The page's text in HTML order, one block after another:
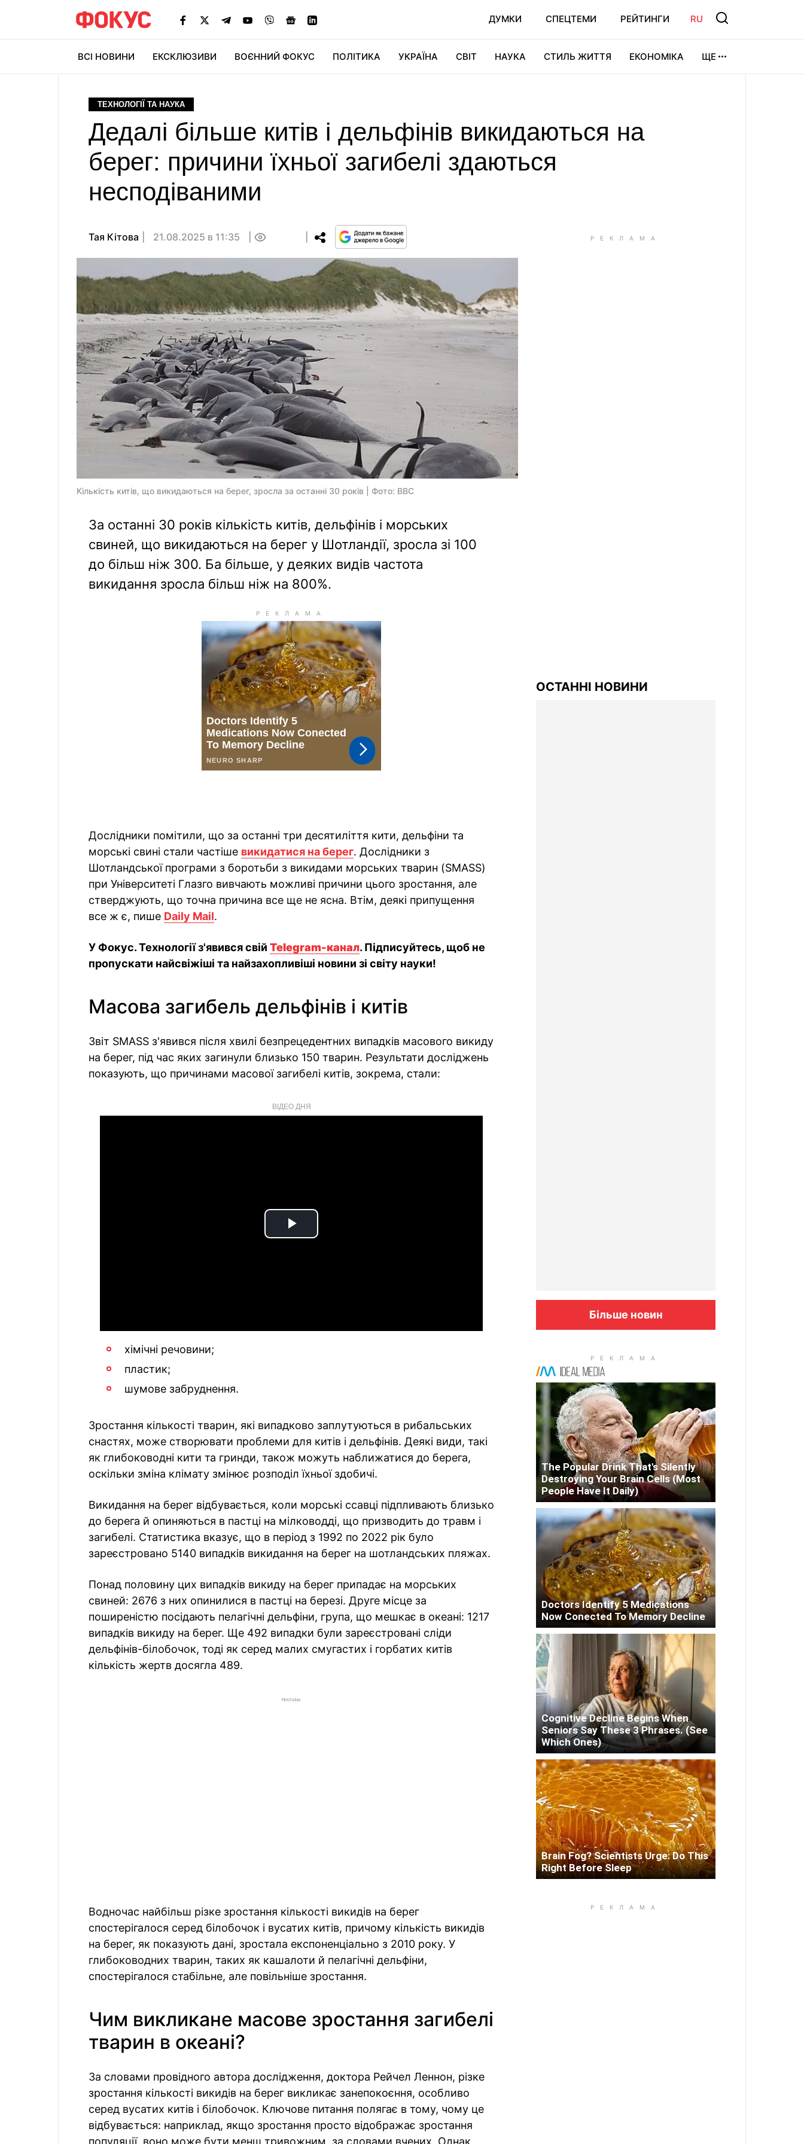
ДУМКИ СПЕЦТЕМИ РЕЙТИНГИ RU
ВСІ НОВИНИ ЕКСКЛЮЗИВИ ВОЄННИЙ ФОКУС ПОЛІТИКА УКРАЇНА СВІТ НАУКА СТИЛЬ ЖИТТЯ ЕКОНОМІКА ЩЕ
ТЕХНОЛОГІЇ ТА НАУКА
Дедалі більше китів і дельфінів викидаються на
берег: причини їхньої загибелі здаються
несподіваними
Тая Кітова 21.08.2025 в 11:35
Кількість китів, що викидаються на берег, зросла за останні 30 років | Фото: BBC
За останні 30 років кількість китів, дельфінів і морських
свиней, що викидаються на берег у Шотландії, зросла зі 100
до більш ніж 300. Ба більше, у деяких видів частота
викидання зросла більш ніж на 800%.
Дослідники помітили, що за останні три десятиліття кити, дельфіни та
морські свині стали частіше викидатися на берег. Дослідники з
Шотландської програми з боротьби з викидами морських тварин (SMASS)
при Університеті Глазго вивчають можливі причини цього зростання, але
стверджують, що точна причина все ще не ясна. Втім, деякі припущення
все ж є, пише Daily Mail.
У Фокус. Технології з'явився свій Telegram-канал. Підписуйтесь, щоб не
пропускати найсвіжіші та найзахопливіші новини зі світу науки!
Масова загибель дельфінів і китів
Звіт SMASS з'явився після хвилі безпрецедентних випадків масового викиду
на берег, під час яких загинули близько 150 тварин. Результати досліджень
показують, що причинами масової загибелі китів, зокрема, стали:
ВІДЕО ДНЯ
Play
хімічні речовини;
пластик;
шумове забруднення.
Зростання кількості тварин, які випадково заплутуються в рибальських
снастях, може створювати проблеми для китів і дельфінів. Деякі види, такі
як глибоководні кити та гринди, також можуть наближатися до берега,
оскільки зміна клімату змінює розподіл їхньої здобичі.
Викидання на берег відбувається, коли морські ссавці підпливають близько
до берега й опиняються в пастці на мілководді, що призводить до травм і
загибелі. Статистика вказує, що в період з 1992 по 2022 рік було
зареєстровано 5140 випадків викидання на берег на шотландських пляжах.
Понад половину цих випадків викиду на берег припадає на морських
свиней: 2676 з них опинилися в пастці на березі. Друге місце за
поширеністю посідають пелагічні дельфіни, група, що мешкає в океані: 1217
випадків викиду на берег. Ще 492 випадки були зареєстровані сліди
дельфінів-білобочок, тоді як серед малих смугастих і горбатих китів
кількість жертв досягла 489.
РЕКЛАМА
Водночас найбільш різке зростання кількості викидів на берег
спостерігалося серед білобочок і вусатих китів, причому кількість викидів
на берег, як показують дані, зростала експоненціально з 2010 року. У
глибоководних тварин, таких як кашалоти й пелагічні дельфіни,
спостерігалося стабільне, але повільніше зростання.
Чим викликане масове зростання загибелі
тварин в океані?
За словами провідного автора дослідження, доктора Рейчел Леннон, різке
зростання кількості викидів на берег викликає занепокоєння, особливо
серед вусатих китів і білобочок. Ключове питання полягає в тому, чому це
відбувається: наприклад, якщо зростання просто відображає зростання
популяції, воно може бути менш тривожним, за словами вчених. Однак
ОСТАННІ НОВИНИ
Більше новин
The Popular Drink That's Silently
Destroying Your Brain Cells (Most
People Have It Daily)
Doctors Identify 5 Medications
Now Conected To Memory Decline
Cognitive Decline Begins When
Seniors Say These 3 Phrases. (See
Which Ones)
Brain Fog? Scientists Urge: Do This
Right Before Sleep